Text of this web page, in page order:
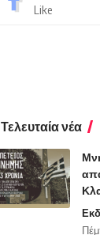
Like
Τελευταία νέα